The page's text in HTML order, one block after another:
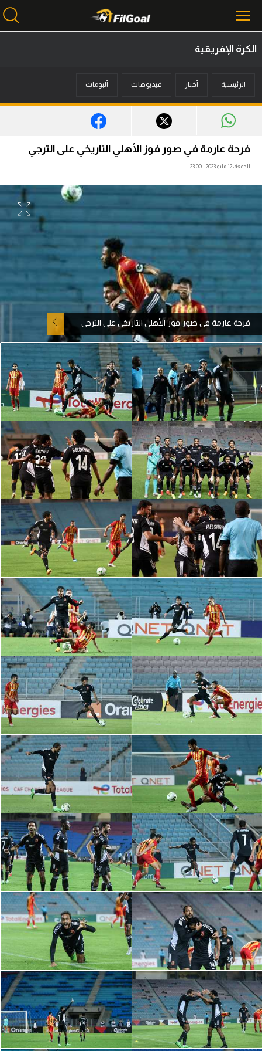
أخبار
ميركاتو
فانتازي في الجول
مسابقة التوقعات
فيديوهات
آراء حرة
ركن الألعاب
بطولات
الدوري المصري
الدوري الإنجليزي الممتاز
الدوري الإسباني
الدوري الإيطالي
الدوري الألماني
الدوري التركي
الدوري الفرنسي
الدوري السعودي للمحترفين
دوري أبطال أوروبا
دوري أبطال إفريقيا
كل البطولات
أقسام
الكرة المصرية
الدوري المصري
الكرة الأوروبية
الكرة الإفريقية
منتخب مصر
سعودي في الجول
الدوري الإنجليزي
الدوري الإسباني
دوري أبطال أوروبا
القسم الثاني
رياضات أخرى
أمم إفريقيا
كرة السلة الأمريكية
كرة سلة
كرة يد
كرة طائرة
الكرة الإفريقية
الرئيسية أخبار فيديوهات ألبومات
فرحة عارمة في صور فوز الأهلي التاريخي على الترجي
الجمعة، 12 مايو 2023 - 23:00
فرحة عارمة في صور فوز الأهلي التاريخي على الترجي